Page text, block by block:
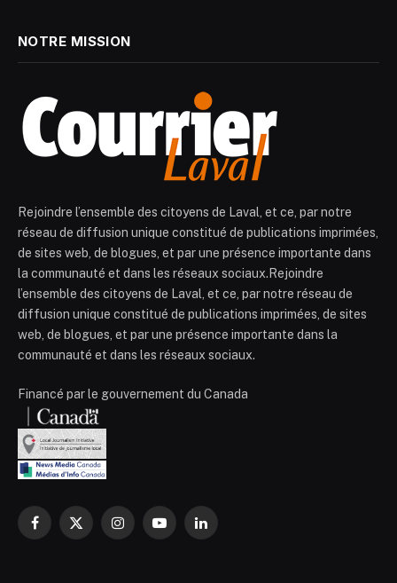
NOTRE MISSION
Rejoindre l’ensemble des citoyens de Laval, et ce, par notre
réseau de diffusion unique constitué de publications imprimées,
de sites web, de blogues, et par une présence importante dans
la communauté et dans les réseaux sociaux.Rejoindre
l’ensemble des citoyens de Laval, et ce, par notre réseau de
diffusion unique constitué de publications imprimées, de sites
web, de blogues, et par une présence importante dans la
communauté et dans les réseaux sociaux.
Financé par le gouvernement du Canada
Facebook
X
InstagramYouTubeLinkedIn